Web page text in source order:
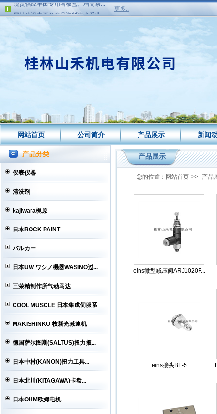
网站建设中更多产品资料请联系业...
现货供应日本横浜接头HTW10-08高...
现货供应日本横浜LAR1005-08B接...
现货供应日本横浜LAR1005-06B接...
网站建设中更多产品资料请联系业...
更多..
网站首页 公司简介 产品展示 新闻
产品分类
仪表仪器
清洗剂
kajiwara梶原
日本ROCK PAINT
バルカー
日本UW ワシノ機器WASINO过...
三荣精制作所气动马达
COOL MUSCLE 日本集成伺服系
MAKISHINKO 牧新光减速机
德国萨尔图斯(SALTUS)扭力扳...
日本中村(KANON)扭力工具...
日本北川(KITAGAWA)卡盘...
日本OHM欧姆电机
产品展示
您的位置： 网站首页 >> 产品
eins微型减压阀ARJ1020F...
eins接头BF-5